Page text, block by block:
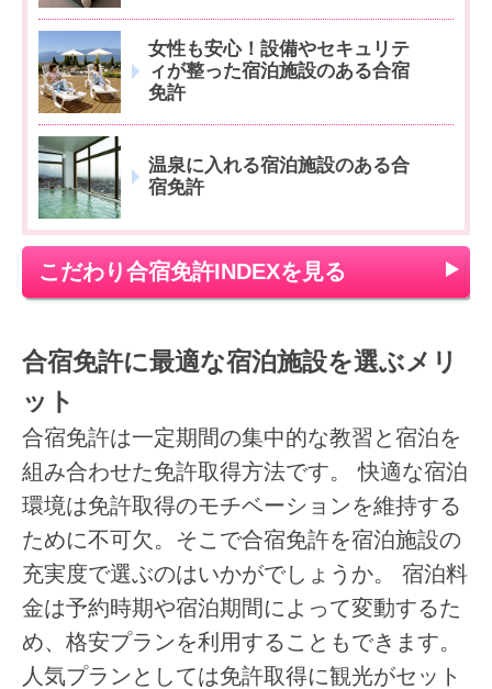
女性も安心！設備やセキュリテ
ィが整った宿泊施設のある合宿
免許
温泉に入れる宿泊施設のある合
宿免許
こだわり合宿免許INDEXを見る
合宿免許に最適な宿泊施設を選ぶメリ
ット
合宿免許は一定期間の集中的な教習と宿泊を
組み合わせた免許取得方法です。 快適な宿泊
環境は免許取得のモチベーションを維持する
ために不可欠。そこで合宿免許を宿泊施設の
充実度で選ぶのはいかがでしょうか。 宿泊料
金は予約時期や宿泊期間によって変動するた
め、格安プランを利用することもできます。
人気プランとしては免許取得に観光がセット